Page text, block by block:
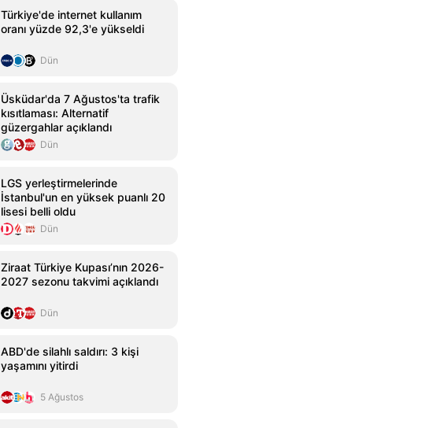
Türkiye'de internet kullanım
oranı yüzde 92,3'e yükseldi
Dün
Üsküdar'da 7 Ağustos'ta trafik
kısıtlaması: Alternatif
güzergahlar açıklandı
Dün
LGS yerleştirmelerinde
İstanbul'un en yüksek puanlı 20
lisesi belli oldu
Dün
Ziraat Türkiye Kupası’nın 2026-
2027 sezonu takvimi açıklandı
Dün
ABD'de silahlı saldırı: 3 kişi
yaşamını yitirdi
5 Ağustos